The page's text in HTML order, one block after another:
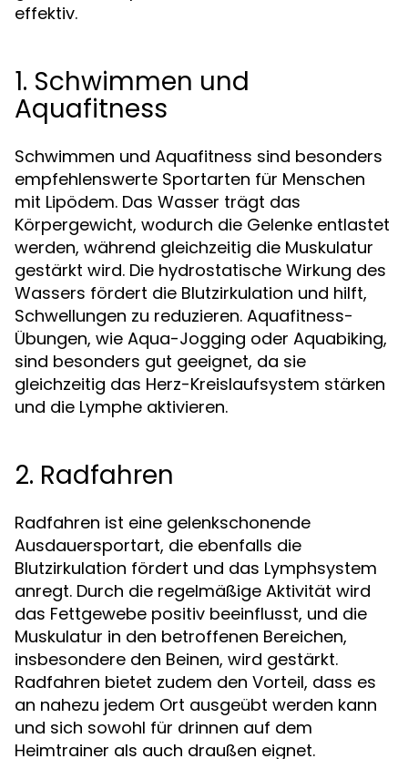
effektiv.
1. Schwimmen und
Aquafitness
Schwimmen und Aquafitness sind besonders
empfehlenswerte Sportarten für Menschen
mit Lipödem. Das Wasser trägt das
Körpergewicht, wodurch die Gelenke entlastet
werden, während gleichzeitig die Muskulatur
gestärkt wird. Die hydrostatische Wirkung des
Wassers fördert die Blutzirkulation und hilft,
Schwellungen zu reduzieren. Aquafitness-
Übungen, wie Aqua-Jogging oder Aquabiking,
sind besonders gut geeignet, da sie
gleichzeitig das Herz-Kreislaufsystem stärken
und die Lymphe aktivieren.
2. Radfahren
Radfahren ist eine gelenkschonende
Ausdauersportart, die ebenfalls die
Blutzirkulation fördert und das Lymphsystem
anregt. Durch die regelmäßige Aktivität wird
das Fettgewebe positiv beeinflusst, und die
Muskulatur in den betroffenen Bereichen,
insbesondere den Beinen, wird gestärkt.
Radfahren bietet zudem den Vorteil, dass es
an nahezu jedem Ort ausgeübt werden kann
und sich sowohl für drinnen auf dem
Heimtrainer als auch draußen eignet.